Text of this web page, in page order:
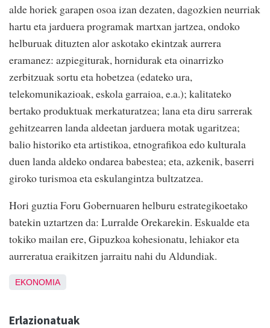
alde horiek garapen osoa izan dezaten, dagozkien neurriak
hartu eta jarduera programak martxan jartzea, ondoko
helburuak dituzten alor askotako ekintzak aurrera
eramanez: azpiegiturak, hornidurak eta oinarrizko
zerbitzuak sortu eta hobetzea (edateko ura,
telekomunikazioak, eskola garraioa, e.a.); kalitateko
bertako produktuak merkaturatzea; lana eta diru sarrerak
gehitzearren landa aldeetan jarduera motak ugaritzea;
balio historiko eta artistikoa, etnografikoa edo kulturala
duen landa aldeko ondarea babestea; eta, azkenik, baserri
giroko turismoa eta eskulangintza bultzatzea.
Hori guztia Foru Gobernuaren helburu estrategikoetako
batekin uztartzen da: Lurralde Orekarekin. Eskualde eta
tokiko mailan ere, Gipuzkoa kohesionatu, lehiakor eta
aurreratua eraikitzen jarraitu nahi du Aldundiak.
EKONOMIA
Erlazionatuak